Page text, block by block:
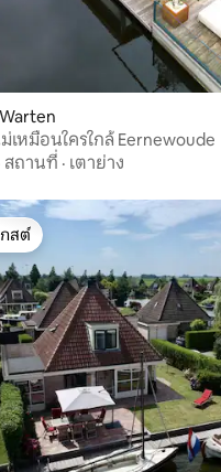
เหมือนใครใกล้ Eernewoude
สถานที่ · เตาย่าง
ต์ที่สุด
กสต์